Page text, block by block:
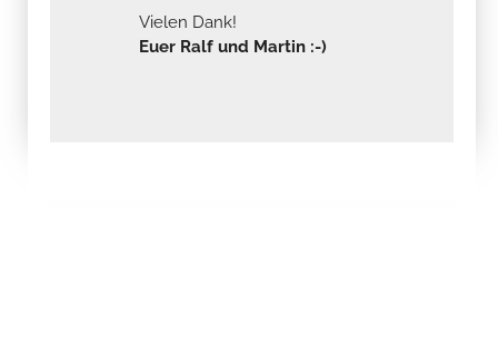
Vielen Dank!
Euer Ralf und Martin :-)